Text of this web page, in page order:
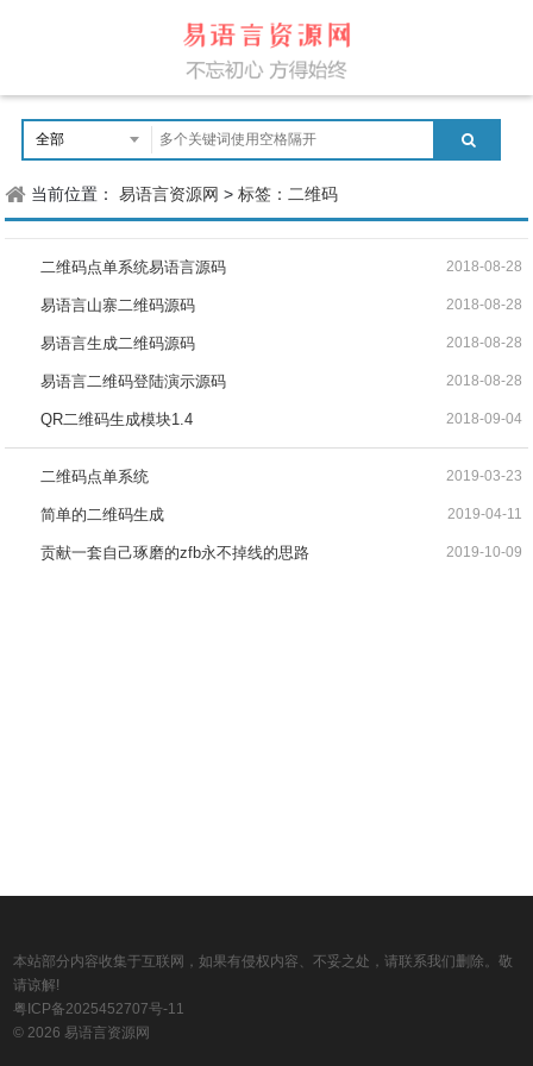
当前位置：易语言资源网 >标签：二维码
二维码点单系统易语言源码 2018-08-28
易语言山寨二维码源码 2018-08-28
易语言生成二维码源码 2018-08-28
易语言二维码登陆演示源码 2018-08-28
QR二维码生成模块1.4 2018-09-04
二维码点单系统 2019-03-23
简单的二维码生成 2019-04-11
贡献一套自己琢磨的zfb永不掉线的思路 2019-10-09
本站部分内容收集于互联网，如果有侵权内容、不妥之处，请联系我们删除。敬
请谅解!
粤ICP备2025452707号-11
© 2026 易语言资源网